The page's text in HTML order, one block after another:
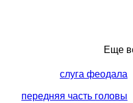
Еще
слуга феодала
передняя часть головы